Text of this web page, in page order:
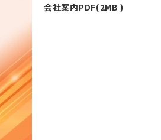
会社案内PDF(2MB )